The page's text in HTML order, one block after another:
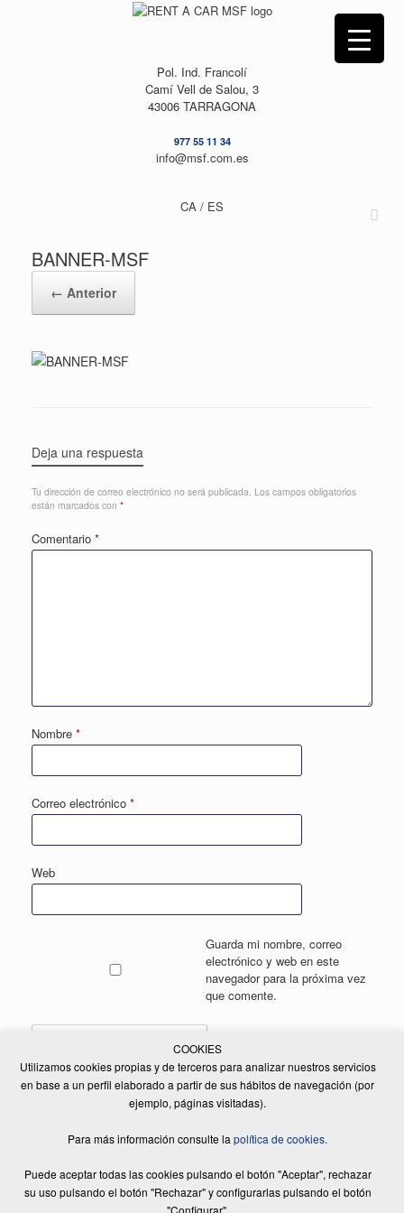
Pol. Ind. Francolí
Camí Vell de Salou, 3
43006 TARRAGONA
977 55 11 34
info@msf.com.es
CA / ES
BANNER-MSF
← Anterior
Deja una respuesta
Tu dirección de correo electrónico no será publicada. Los campos obligatorios
están marcados con *
Comentario *
Nombre *
Correo electrónico *
Web
Guarda mi nombre, correo
electrónico y web en este
navegador para la próxima vez
que comente.
© 2017 - 2026 RENT A CAR MSF, S.A | Todos los derechos reservados |
Diseño Web:Equip Creatiu|Aviso legal|Política de privacitat|Política de
cookies
COOKIES
Utilizamos cookies propias y de terceros para analizar nuestros servicios
en base a un perfil elaborado a partir de sus hábitos de navegación (por
ejemplo, páginas visitadas).
Para más información consulte la política de cookies.
Puede aceptar todas las cookies pulsando el botón "Aceptar", rechazar
su uso pulsando el botón "Rechazar" y configurarlas pulsando el botón